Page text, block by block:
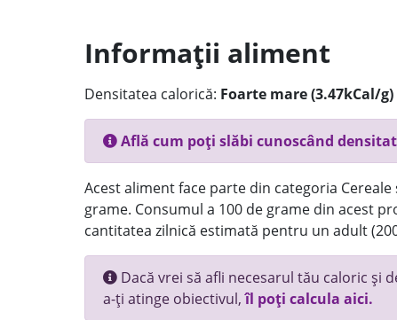
Informații aliment
Densitatea calorică: Foarte mare (3.47kCal/g)
Află cum poți slăbi cunoscând
Acest aliment face parte din categoria
grame. Consumul a 100 de grame din acest
cantitatea zilnică estimată pentru un adult
Dacă vrei să afli necesarul tău caloric și
a-ți atinge obiectivul,îl poți calcula aici.